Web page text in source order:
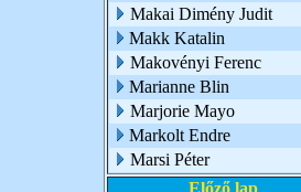
Makai Dimény Judit
Makk Katalin
Makovényi Ferenc
Marianne Blin
Marjorie Mayo
Markolt Endre
Marsi Péter
Előző lap